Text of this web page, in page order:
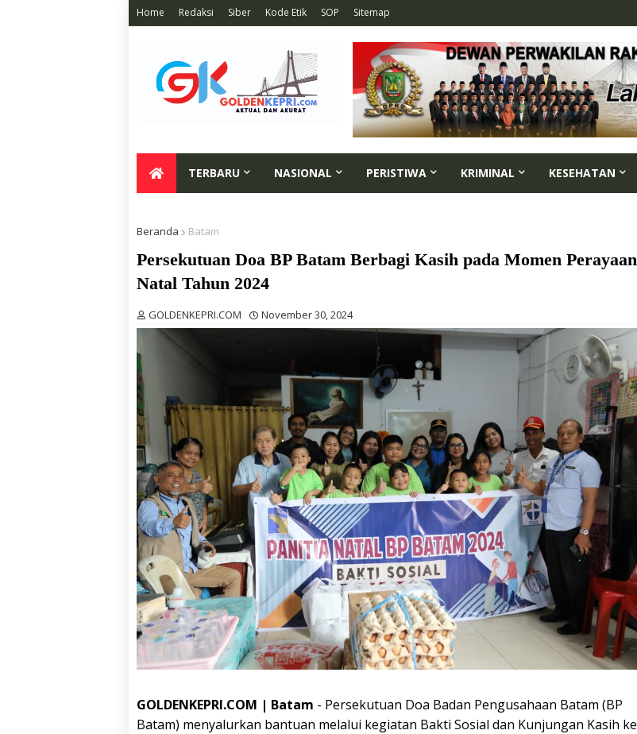
Home Redaksi Siber Kode Etik SOP Sitemap
TERBARU NASIONAL PERISTIWA KRIMINAL KESEHATAN
Beranda Batam
Persekutuan Doa BP Batam Berbagi Kasih pada Momen Perayaan
Natal Tahun 2024
GOLDENKEPRI.COM November 30, 2024
GOLDENKEPRI.COM | Batam - Persekutuan Doa Badan Pengusahaan Batam (BP
Batam) menyalurkan bantuan melalui kegiatan Bakti Sosial dan Kunjungan Kasih ke